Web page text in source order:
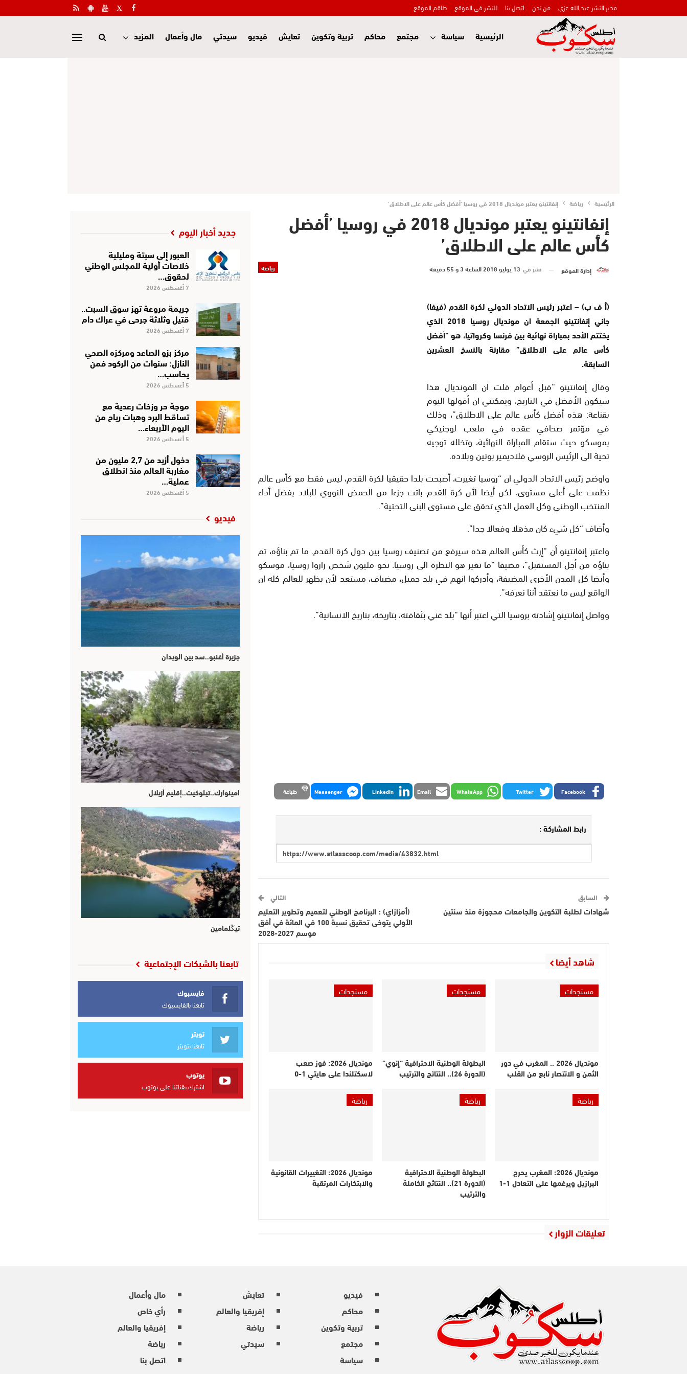
مدير النشر عبد الله عزي من نحن اتصل بنا للنشر في الموقع طاقم الموقع
الرئيسية سياسة مجتمع محاكم تربية وتكوين تعايش فيديو سيدتي مال وأعمال المزيد
الرئيسية رياضة إنفانتينو يعتبر مونديال 2018 في روسيا ’أفضل كأس عالم على الاطلاق’
إنفانتينو يعتبر مونديال 2018 في روسيا ’أفضل
كأس عالم على الاطلاق’
رياضة إدارة الموقع نشر في 13 يوليو 2018 الساعة 3 و 55 دقيقة
(أ ف ب) – اعتبر رئيس الاتحاد الدولي لكرة القدم (فيفا)
جاني إنفانتينو الجمعة ان مونديال روسيا 2018 الذي
يختتم الأحد بمباراة نهائية بين فرنسا وكرواتيا، هو “أفضل
كأس عالم على الاطلاق” مقارنة بالنسخ العشرين
السابقة.
وقال إنفانتينو “قبل أعوام قلت ان المونديال هذا
سيكون الأفضل في التاريخ، ويمكنني ان أقولها اليوم
بقناعة: هذه أفضل كأس عالم على الاطلاق”، وذلك
في مؤتمر صحافي عقده في ملعب لوجنيكي
بموسكو حيث ستقام المباراة النهائية، وتخلله توجيه
تحية الى الرئيس الروسي فلاديمير بوتين وبلاده.
واوضح رئيس الاتحاد الدولي ان “روسيا تغيرت، أصبحت بلدا حقيقيا لكرة القدم، ليس فقط مع كأس عالم
نظمت على أعلى مستوى، لكن أيضا لأن كرة القدم باتت جزءا من الحمض النووي للبلاد بفضل أداء
المنتخب الوطني وكل العمل الذي تحقق على مستوى البنى التحتية”.
وأضاف “كل شيء كان مذهلا وفعالا جدا”.
واعتبر إنفانتينو أن “إرث كأس العالم هذه سيرفع من تصنيف روسيا بين دول كرة القدم. ما تم بناؤه، تم
بناؤه من أجل المستقبل”، مضيفا “ما تغير هو النظرة الى روسيا. نحو مليون شخص زاروا روسيا، موسكو
وأيضا كل المدن الأخرى المضيفة، وأدركوا انهم في بلد جميل، مضياف، مستعد لأن يظهر للعالم كله ان
الواقع ليس ما نعتقد أننا نعرفه”.
وواصل إنفانتينو إشادته بروسيا التي اعتبر أنها “بلد غني بثقافته، بتاريخه، بتاريخ الانسانية”.
Facebook
Twitter
WhatsApp
Email
LinkedIn
Messenger طباعة
رابط المشاركة :
السابق
شهادات لطلبة التكوين والجامعات محجوزة منذ سنتين
التالي
(أمزازاي) : البرنامج الوطني لتعميم وتطوير التعليم
الأولي يتوخى تحقيق نسبة 100 في المائة في أفق
موسم 2027-2028
شاهد أيضا
مستجدات
مونديال 2026 .. المغرب في دور
الثمن و الانتصار نابع من القلب
مستجدات
البطولة الوطنية الاحترافية “إنوي”
(الدورة 26).. النتائج والترتيب
مستجدات
مونديال 2026: فوز صعب
لاسكتلندا على هايتي 1-0
رياضة
مونديال 2026: المغرب يحرج
البرازيل ويرغمها على التعادل 1-1
رياضة
البطولة الوطنية الاحترافية
(الدورة 21).. النتائج الكاملة
والترتيب
رياضة
مونديال 2026: التغييرات القانونية
والابتكارات المرتقبة
تعليقات الزوار
جديد أخبار اليوم
العبور إلى سبتة ومليلية
خلاصات أولية للمجلس الوطني
لحقوق…
7 أغسطس 2026
جريمة مروعة تهز سوق السبت..
قتيل وثلاثة جرحى في عراك دام
7 أغسطس 2026
مركز بزو الصاعد ومركزه الصحي
النازل: سنوات من الركود فمن
يحاسب…
5 أغسطس 2026
موجة حر وزخات رعدية مع
تساقط البرد وهبات رياح من
اليوم الأربعاء…
5 أغسطس 2026
دخول أزيد من 2,7 مليون من
مغاربة العالم منذ انطلاق
عملية…
5 أغسطس 2026
فيديو
جزيرة أغنبو..سد بين الويدان
امينوارك..تيلوكيت..إقليم أزيلال
تيڭلمامين
تابعنا بالشبكات الإجتماعية
فايسبوك
تابعنا بالفايسبوك
تويتر
تابعنا بتويتر
يوتوب
اشترك بقناتنا على يوتوب
فيديو
محاكم
تربية وتكوين
مجتمع
سياسة
تعايش
إفريقيا والعالم
رياضة
سيدتي
مال وأعمال
رأي خاص
إفريقيا والعالم
رياضة
اتصل بنا